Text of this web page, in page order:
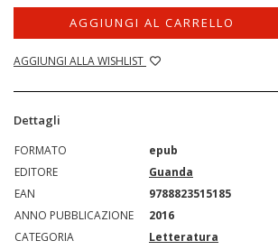
AGGIUNGI AL CARRELLO
AGGIUNGI ALLA WISHLIST
Dettagli
FORMATO
epub
EDITORE
Guanda
EAN
9788823515185
ANNO PUBBLICAZIONE
2016
CATEGORIA
Letteratura